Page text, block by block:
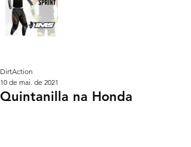
Quintanilla na Honda
DirtAction
10 de mai. de 2021